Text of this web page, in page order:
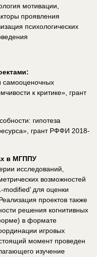
мотивации,
проявления
психологических
к критике», грант
гипотеза
грант РФФИ 2018-
в МГППУ
исследований,
возможностей
для оценки
проектов также
решения когнитивных
в формате
игровых
момент проведен
изучение